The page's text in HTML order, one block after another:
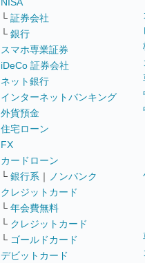
└ 証券会社
└ 銀行
スマホ専業証券
iDeCo 証券会社
ネット銀行
インターネットバンキング
外貨預金
住宅ローン
FX
カードローン
└ 銀行系 ｜
ノンバンク
クレジットカード
└ 年会費無料
└ クレジットカード
└ ゴールドカード
デビットカード